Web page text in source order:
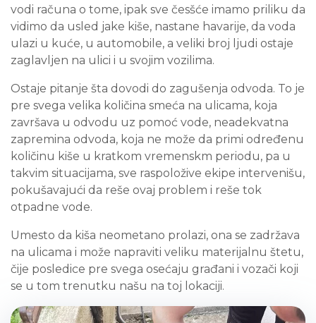
vodi računa o tome, ipak sve česšće imamo priliku da
vidimo da usled jake kiše, nastane havarije, da voda
ulazi u kuće, u automobile, a veliki broj ljudi ostaje
zaglavljen na ulici i u svojim vozilima.
Ostaje pitanje šta dovodi do zagušenja odvoda. To je
pre svega velika količina smeća na ulicama, koja
završava u odvodu uz pomoć vode, neadekvatna
zapremina odvoda, koja ne može da primi određenu
količinu kiše u kratkom vremenskm periodu, pa u
takvim situacijama, sve raspoložive ekipe intervenišu,
pokušavajući da reše ovaj problem i reše tok
otpadne vode.
Umesto da kiša neometano prolazi, ona se zadržava
na ulicama i može napraviti veliku materijalnu štetu,
čije posledice pre svega osećaju građani i vozači koji
se u tom trenutku našu na toj lokaciji.